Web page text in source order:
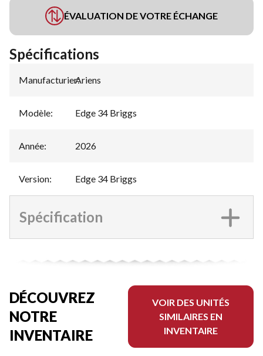
ÉVALUATION DE VOTRE ÉCHANGE
Spécifications
Manufacturier:
Ariens
Modèle: Edge 34 Briggs
Année: 2026
Version: Edge 34 Briggs
Spécification
DÉCOUVREZ
NOTRE
INVENTAIRE
VOIR DES UNITÉS
SIMILAIRES EN
INVENTAIRE